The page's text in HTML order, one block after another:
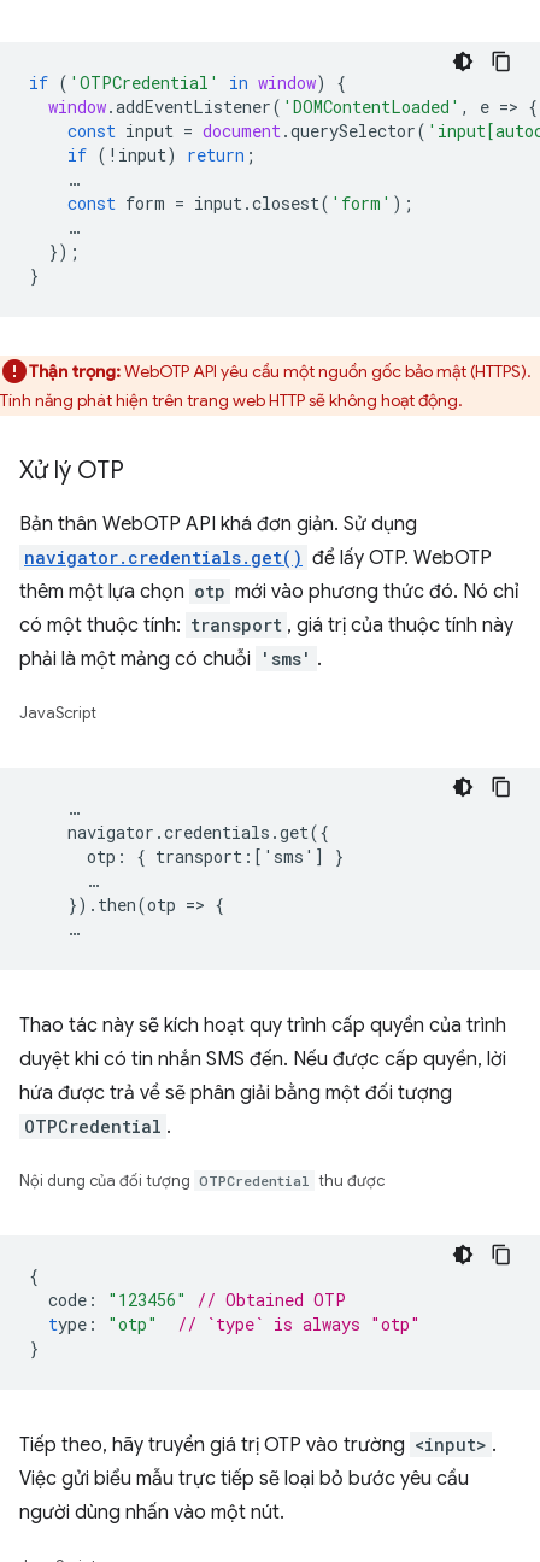
if ( 'OTPCredential' in window)
{
window.addEventListener( 'DOMContentLoaded' , e => {
const input = document.querySelector(
if ( ! input) return ;
…
const form = input.closest( 'form' );
…
});
}
Thận trọng:WebOTP API yêu cầu một nguồn gốc bảo mật (HTTPS).
Tính năng phát hiện trên trang web HTTP sẽ không hoạt động.
Xử lý OTP
Bản thân WebOTP API khá đơn giản. Sử dụng
navigator.credentials.get() để lấy OTP. WebOTP
thêm một lựa chọn otp mới vào phương thức đó. Nó chỉ
có một thuộc tính: transport , giá trị của thuộc tính này
phải là một mảng có chuỗi
'sms' .
JavaScript
    …
    navigator.credentials.get({
      otp: { transport:['sms'] }
      …
    }).then(otp => {
Thao tác này sẽ kích hoạt quy trình cấp quyền của trình
duyệt khi có tin nhắn SMS đến. Nếu được cấp quyền, lời
hứa được trả về sẽ phân giải bằng một đối tượng
OTPCredential .
Nội dung của đối tượng OTPCredential thu được
{
code : "123456"
// Obtained OTP
type : "otp"
// `type` is always "otp"
}
Tiếp theo, hãy truyền giá trị OTP vào trường <input> .
Việc gửi biểu mẫu trực tiếp sẽ loại bỏ bước yêu cầu
người dùng nhấn vào một nút.